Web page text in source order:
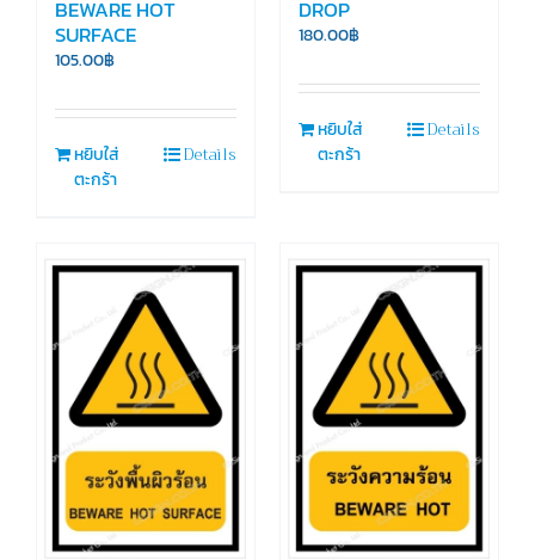
BEWARE HOT
SURFACE
105.00฿
หยิบใส่
ตะกร้า
Details
DROP
180.00฿
หยิบใส่
ตะกร้า
Details